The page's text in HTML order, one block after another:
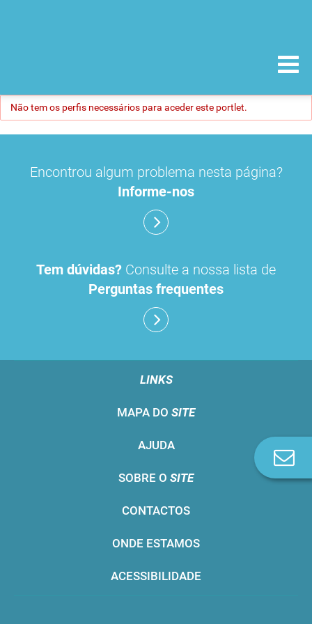
Não tem os perfis necessários para aceder este portlet.
Encontrou algum problema nesta página?
Informe-nos
Tem dúvidas? Consulte a nossa lista de
Perguntas frequentes
LINKS
MAPA DO SITE
AJUDA
SOBRE O SITE
CONTACTOS
ONDE ESTAMOS
ACESSIBILIDADE